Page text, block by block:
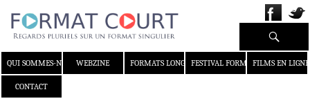
QUI SOMMES-NOUS ?WEBZINE FORMATS LONGS FESTIVAL FORMAT COURT
FILMS EN LIGNE
CONTACT
Recherche